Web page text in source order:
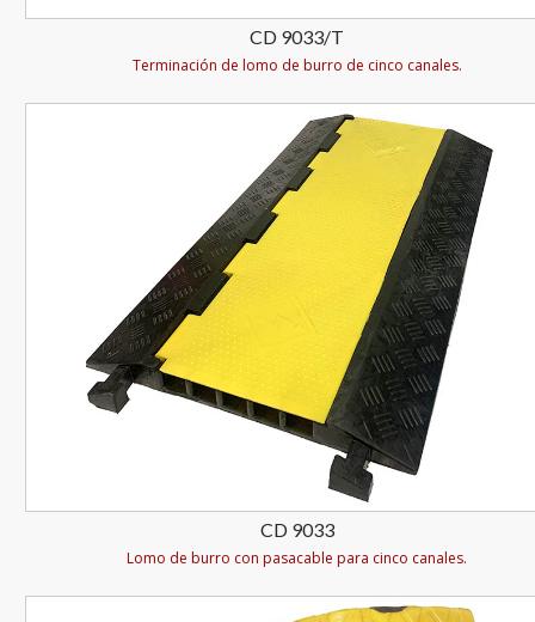
CD 9033/T
Terminación de lomo de burro de cinco canales.
CD 9033
Lomo de burro con pasacable para cinco canales.